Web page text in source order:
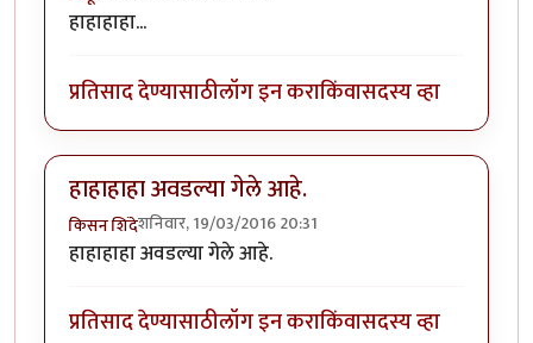
हाहाहाहा...
प्रतिसाद देण्यासाठीलॉग इन कराकिंवासदस्य व्हा
हाहाहाहा अवडल्या गेले आहे.
किसन शिंदेशनिवार, 19/03/2016 20:31
हाहाहाहा अवडल्या गेले आहे.
प्रतिसाद देण्यासाठीलॉग इन कराकिंवासदस्य व्हा